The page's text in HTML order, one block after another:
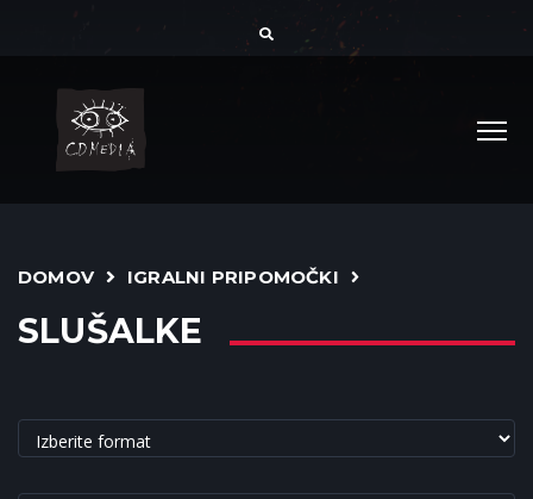
DOMOV IGRALNI PRIPOMOČKI
SLUŠALKE